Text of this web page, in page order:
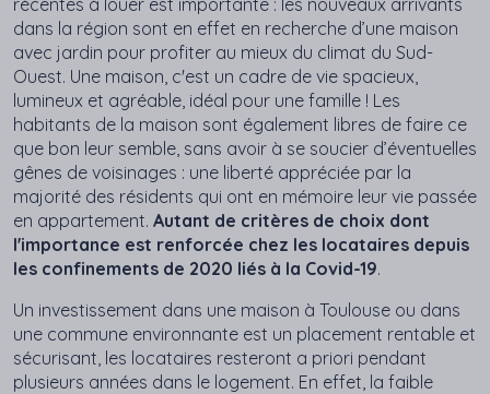
récentes à louer est importante : les nouveaux arrivants
dans la région sont en effet en recherche d’une maison
avec jardin pour profiter au mieux du climat du Sud-
Ouest. Une maison, c'est un cadre de vie spacieux,
lumineux et agréable, idéal pour une famille ! Les
habitants de la maison sont également libres de faire ce
que bon leur semble, sans avoir à se soucier d’éventuelles
gênes de voisinages : une liberté appréciée par la
majorité des résidents qui ont en mémoire leur vie passée
en appartement. Autant de critères de choix dont
l'importance est renforcée chez les locataires depuis
les confinements de 2020 liés à la Covid-19.
Un investissement dans une maison à Toulouse ou dans
une commune environnante est un placement rentable et
sécurisant, les locataires resteront a priori pendant
plusieurs années dans le logement. En effet, la faible